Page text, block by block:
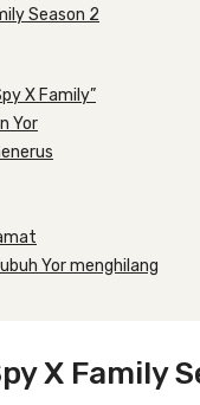
Season 2
X Family”
Yor
Yor menghilang
X Family